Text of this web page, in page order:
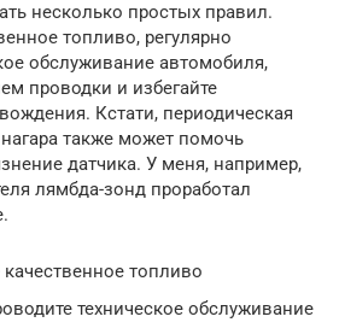
несколько простых правил.
топливо, регулярно
обслуживание автомобиля,
проводки и избегайте
Кстати, периодическая
нагара также может помочь
датчика. У меня, например,
лямбда-зонд проработал
топливо
техническое обслуживание